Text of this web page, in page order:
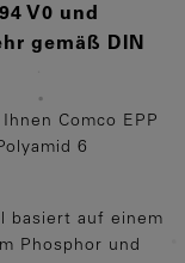
V0 und
gemäß DIN
Comco EPP
6
basiert auf einem
Phosphor und